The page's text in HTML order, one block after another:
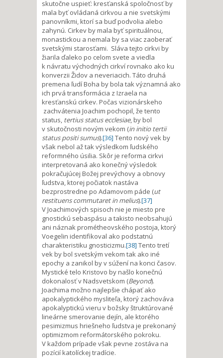
skutočne uspieť: kresťanská spoločnosť by
mala byť ovládaná cirkvou a nie svetskými
panovníkmi, ktorí sa buď podvolia alebo
zahynú. Cirkev by mala byť spirituálnou,
monastickou a nemala by sa viac zaoberať
svetskými starosťami. Sláva tejto cirkvi by
žiarila ďaleko po celom svete a viedla
k návratu východných cirkví rovnako ako ku
konverzii Židov a neveriacich. Táto druhá
premena ľudí Boha by bola tak významná ako
ich prvá transformácia z Izraela na
kresťanskú cirkev. Počas vizionárskeho
zachvátenia Joachim pochopil, že tento
status, tertius status ecclesiae, by bol
v skutočnosti novým vekom (in initio tertii
status positi sumus).[36] Tento nový vek by
však nebol až tak výsledkom ľudského
reformného úsilia. Skôr je reforma cirkvi
interpretovaná ako konečný výsledok
pokračujúcej Božej prevýchovy a obnovy
ľudstva, ktorej počiatok nastáva
bezprostredne po Adamovom páde (ut
restituens commutaret in melius).[37]
V Joachimových spisoch nie je miesto pre
gnostickú sebaspásu a takisto neobsahujú
ani náznak prométheovského postoja, ktorý
Voegelin identifikoval ako podstatnú
charakteristiku gnosticizmu.[38] Tento tretí
vek by bol svetským vekom tak ako iné
epochy a zanikol by v súžení na konci časov.
Mystické telo Kristovo by našlo konečnú
dokonalosť v Nadsvetskom (Beyond).
Joachima možno najlepšie chápať ako
apokalyptického mysliteľa, ktorý zachováva
apokalyptickú vieru v božsky štruktúrované
lineárne smerovanie dejín, ale ktorého
pesimizmus hriešneho ľudstva je prekonaný
optimizmom reformátorského pokroku.
V každom prípade však pevne zostáva na
pozícií katolíckej tradície.